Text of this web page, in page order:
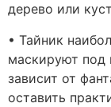
дерево или
• Тайник
маскируют под
зависит от
оставить